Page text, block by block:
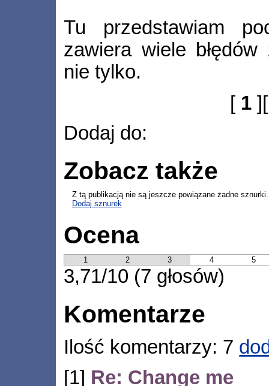
Tu przedstawiam
zawiera wiele
nie tylko.
[ 1
Dodaj do:
Zobacz także
Z tą publikacją nie są jeszcze powiązane żadne sznurki.
Dodaj sznurek
Ocena
1 2 3 4 5
3,71/10 (7 głosów)
Komentarze
Ilość komentarzy: 7
[1] Re: Change me